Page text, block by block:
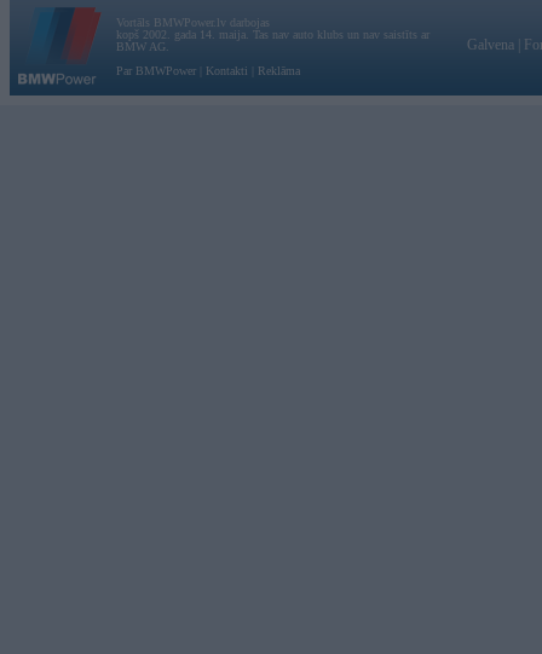
Vortāls BMWPower.lv darbojas
kopš 2002. gada 14. maija. Tas nav auto klubs un nav saistīts ar
BMW AG.
Par BMWPower
Kontakti Reklāma
Galvena